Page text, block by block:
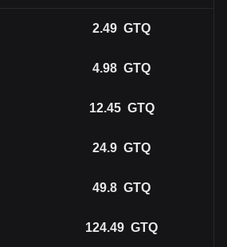
2.49 GTQ
4.98 GTQ
12.45 GTQ
24.9 GTQ
49.8 GTQ
124.49 GTQ